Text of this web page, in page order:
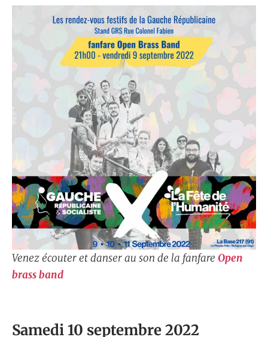
Venez écouter et danser au son de la fanfare Open
brass band
Samedi 10 septembre 2022